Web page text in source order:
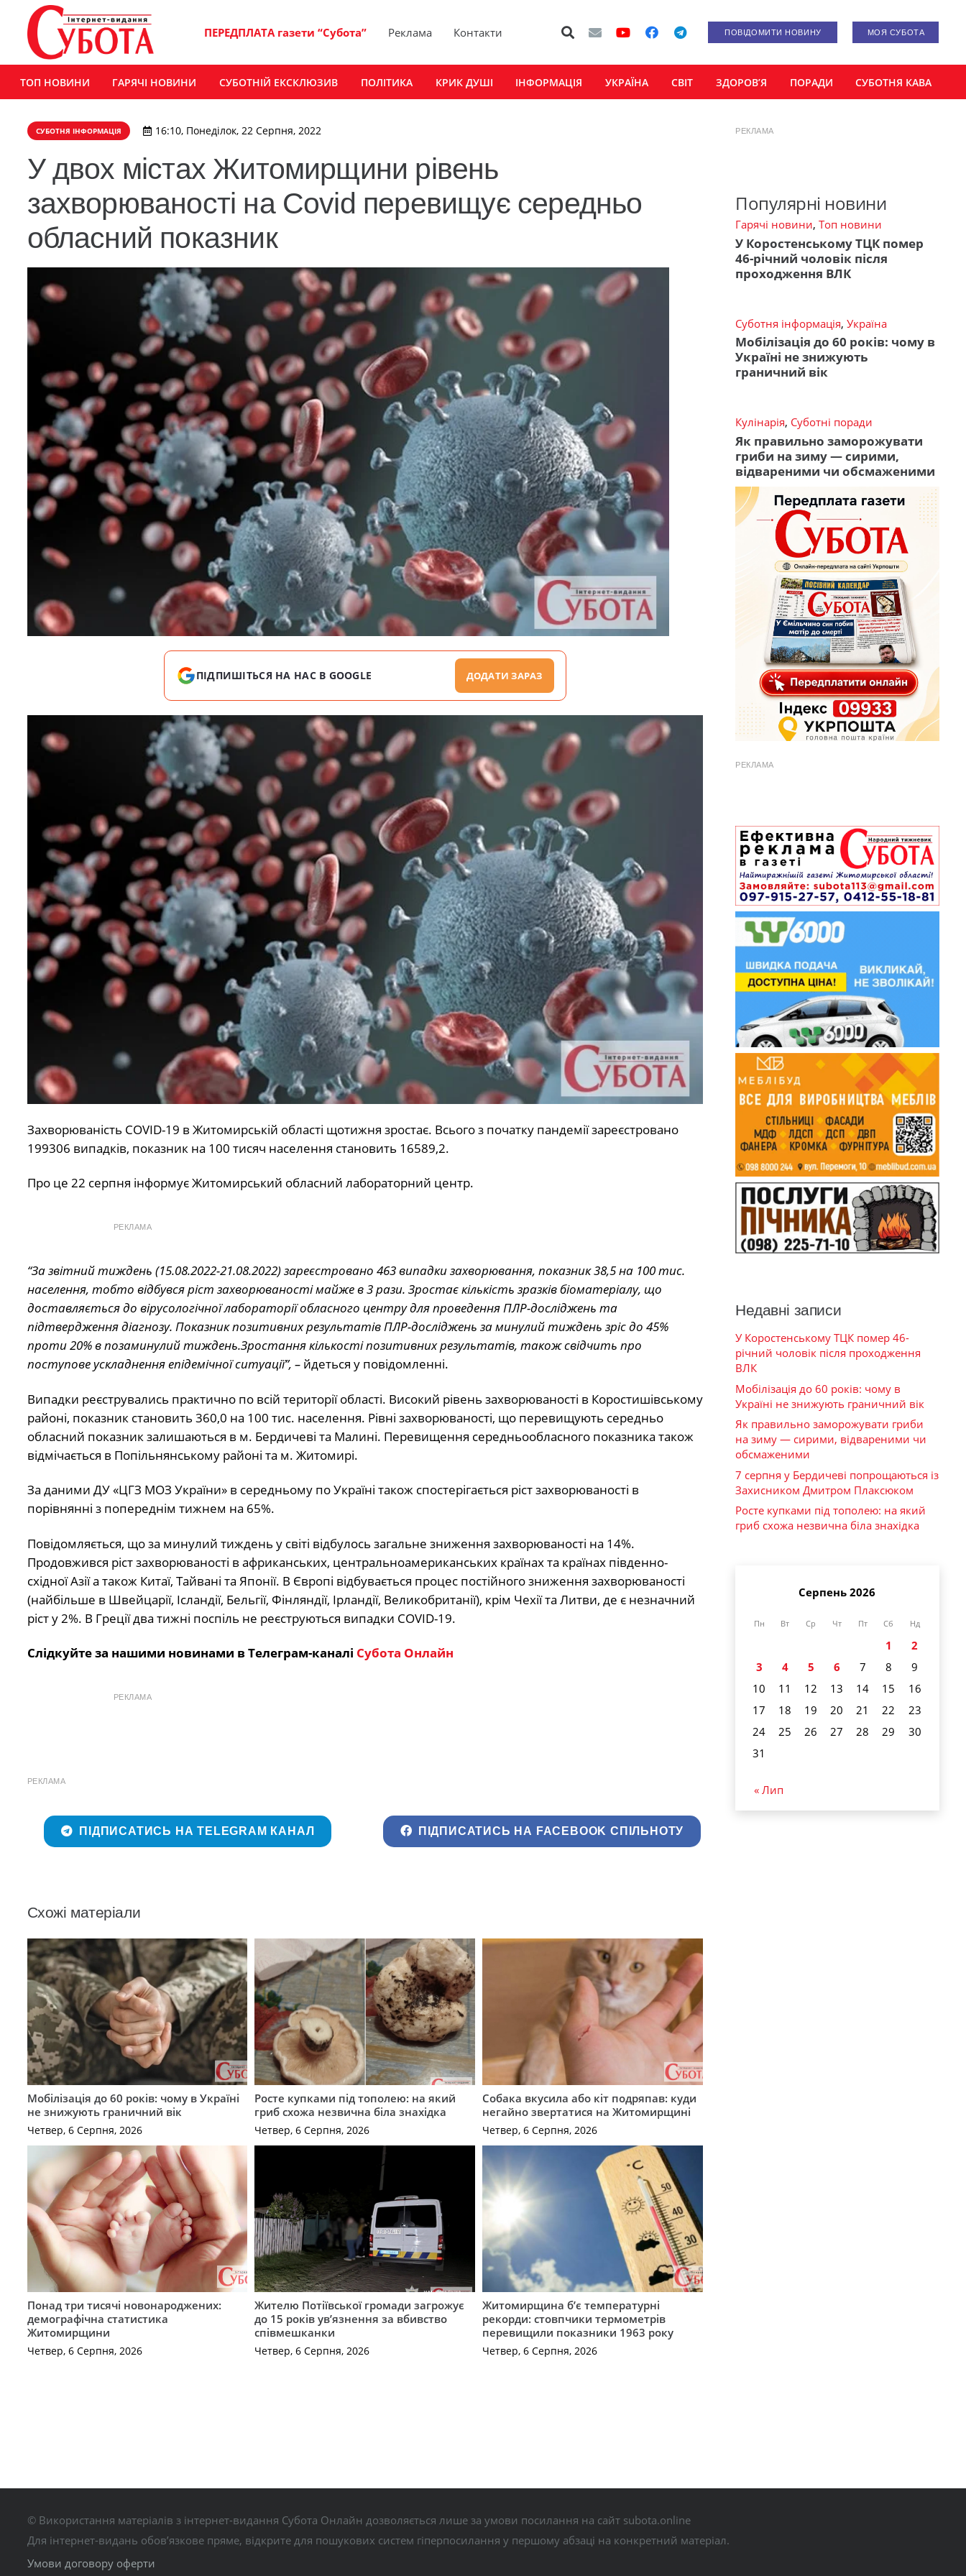
ПЕРЕДПЛАТА газети “Субота” Реклама Контакти ПОВІДОМИТИ НОВИНУ МОЯ СУБОТА
ТОП НОВИНИ ГАРЯЧІ НОВИНИ СУБОТНІЙ ЕКСКЛЮЗИВ ПОЛІТИКА КРИК ДУШІ ІНФОРМАЦІЯ УКРАЇНА СВІТ ЗДОРОВ’Я ПОРАДИ СУБОТНЯ КАВА
СУБОТНЯ ІНФОРМАЦІЯ 16:10, Понеділок, 22 Серпня, 2022
У двох містах Житомирщини рівень
захворюваності на Covid перевищує середньо
обласний показник
ПІДПИШІТЬСЯ НА НАС В GOOGLE ДОДАТИ ЗАРАЗ
Захворюваність COVID-19 в Житомирській області щотижня зростає. Всього з початку пандемії зареєстровано
199306 випадків, показник на 100 тисяч населення становить 16589,2.
Про це 22 серпня інформує Житомирський обласний лабораторний центр.
РЕКЛАМА
“За звітний тиждень (15.08.2022-21.08.2022) зареєстровано 463 випадки захворювання, показник 38,5 на 100 тис.
населення, тобто відбувся ріст захворюваності майже в 3 рази. Зростає кількість зразків біоматеріалу, що
доставляється до вірусологічної лабораторії обласного центру для проведення ПЛР-досліджень та
підтвердження діагнозу. Показник позитивних результатів ПЛР-досліджень за минулий тиждень зріс до 45%
проти 20% в позаминулий тиждень.Зростання кількості позитивних результатів, також свідчить про
поступове ускладнення епідемічної ситуації”, –йдеться у повідомленні.
Випадки реєструвались практично по всій території області. Високий рівень захворюваності в Коростишівському
районі, показник становить 360,0 на 100 тис. населення. Рівні захворюваності, що перевищують середньо
обласний показник залишаються в м. Бердичеві та Малині. Перевищення середньообласного показника також
відмічається в Попільнянському районі та м. Житомирі.
За даними ДУ «ЦГЗ МОЗ України» в середньому по Україні також спостерігається ріст захворюваності в
порівнянні з попереднім тижнем на 65%.
Повідомляється, що за минулий тиждень у світі відбулось загальне зниження захворюваності на 14%.
Продовжився ріст захворюваності в африканських, центральноамериканських країнах та країнах південно-
східної Азії а також Китаї, Тайвані та Японії. В Європі відбувається процес постійного зниження захворюваності
(найбільше в Швейцарії, Ісландії, Бельгії, Фінляндії, Ірландії, Великобританії), крім Чехії та Литви, де є незначний
ріст у 2%. В Греції два тижні поспіль не реєструються випадки COVID-19.
Слідкуйте за нашими новинами в Телеграм-каналі Субота Онлайн
РЕКЛАМА
РЕКЛАМА
ПІДПИСАТИСЬ НА TELEGRAM КАНАЛ ПІДПИСАТИСЬ НА FACEBOOK СПІЛЬНОТУ
Схожі матеріали
Мобілізація до 60 років: чому в Україні
не знижують граничний вік
Четвер, 6 Серпня, 2026
Росте купками під тополею: на який
гриб схожа незвична біла знахідка
Четвер, 6 Серпня, 2026
Собака вкусила або кіт подряпав: куди
негайно звертатися на Житомирщині
Четвер, 6 Серпня, 2026
Понад три тисячі новонароджених:
демографічна статистика
Житомирщини
Четвер, 6 Серпня, 2026
Жителю Потіївської громади загрожує
до 15 років ув’язнення за вбивство
співмешканки
Четвер, 6 Серпня, 2026
Житомирщина б’є температурні
рекорди: стовпчики термометрів
перевищили показники 1963 року
Четвер, 6 Серпня, 2026
РЕКЛАМА
Популярні новини
Гарячі новини, Топ новини
У Коростенському ТЦК помер
46-річний чоловік після
проходження ВЛК
Суботня інформація, Україна
Мобілізація до 60 років: чому в
Україні не знижують
граничний вік
Кулінарія, Суботні поради
Як правильно заморожувати
гриби на зиму — сирими,
відвареними чи обсмаженими
РЕКЛАМА
Недавні записи
У Коростенському ТЦК помер 46-
річний чоловік після проходження
ВЛК
Мобілізація до 60 років: чому в
Україні не знижують граничний вік
Як правильно заморожувати гриби
на зиму — сирими, відвареними чи
обсмаженими
7 серпня у Бердичеві попрощаються із
Захисником Дмитром Плаксюком
Росте купками під тополею: на який
гриб схожа незвична біла знахідка
Серпень 2026
Пн Вт Ср Чт Пт Сб Нд
1
2
3
4 5 6 7 8
9
10
11 12 13 14 15
16
17
18 19 20 21 22
23
24
25 26 27 28 29
30
31
« Лип
© Використання матеріалів з інтернет-видання Субота Онлайн дозволяється лише за умови посилання на сайт subota.online
Для інтернет-видань обов’язкове пряме, відкрите для пошукових систем гіперпосилання у першому абзаці на конкретний матеріал.
Умови договору оферти